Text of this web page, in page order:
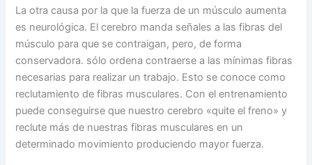
La otra causa por la que la fuerza de un músculo aumenta
es neurológica. El cerebro manda señales a las fibras del
músculo para que se contraigan, pero, de forma
conservadora. sólo ordena contraerse a las mínimas fibras
necesarias para realizar un trabajo. Esto se conoce como
reclutamiento de fibras musculares. Con el entrenamiento
puede conseguirse que nuestro cerebro «quite el freno» y
reclute más de nuestras fibras musculares en un
determinado movimiento produciendo mayor fuerza.